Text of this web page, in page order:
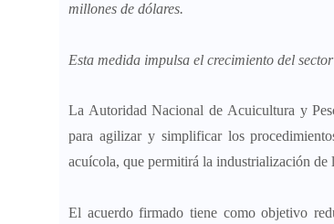
millones de dólares.
Esta medida impulsa el crecimiento del
La Autoridad Nacional de Acuicultura y
para agilizar y simplificar los
acuícola, que permitirá la industrialización de
El acuerdo firmado tiene como objetivo